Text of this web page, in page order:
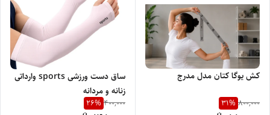
کش یوگا کتان مدل مدرج
800,000
31%
ساق دست ورزشی sports وارداتی
زنانه و مردانه
400,000
26%